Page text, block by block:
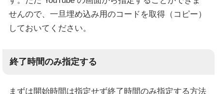
せんので、一旦埋め込み用のコードを取得（コピー）
しておいてください。
終了時間のみ指定する
まずは開始時間は指定せず終了時間のみ指定する方法